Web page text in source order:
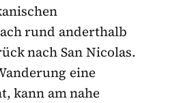
rund anderthalb
nach San Nicolas.
eine
kann am nahe